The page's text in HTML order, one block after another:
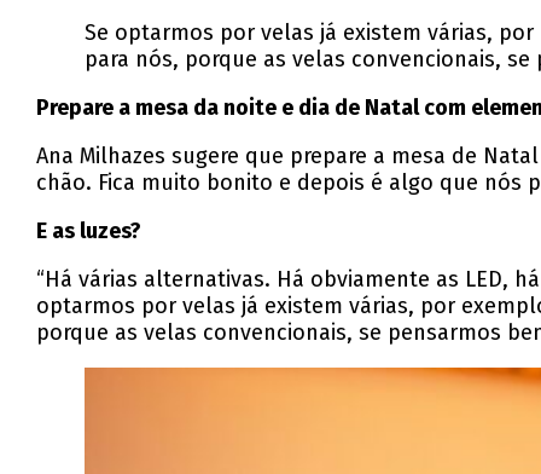
Se optarmos por velas já existem várias,
para nós, porque as velas convencionais,
Prepare a mesa da noite e dia de Natal com
Ana Milhazes sugere que prepare a mesa de
chão. Fica muito bonito e depois é algo que nós
E as luzes?
“Há várias alternativas. Há obviamente as LED,
optarmos por velas já existem várias, por
porque as velas convencionais, se pensarmos